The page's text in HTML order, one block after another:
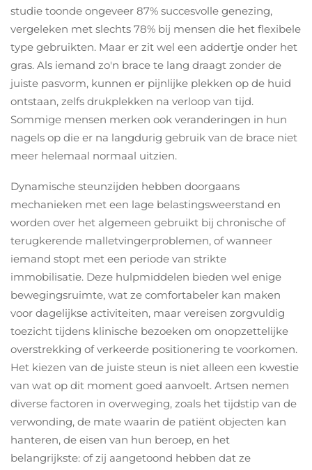
studie toonde ongeveer 87% succesvolle genezing,
vergeleken met slechts 78% bij mensen die het flexibele
type gebruikten. Maar er zit wel een addertje onder het
gras. Als iemand zo'n brace te lang draagt zonder de
juiste pasvorm, kunnen er pijnlijke plekken op de huid
ontstaan, zelfs drukplekken na verloop van tijd.
Sommige mensen merken ook veranderingen in hun
nagels op die er na langdurig gebruik van de brace niet
meer helemaal normaal uitzien.
Dynamische steunzijden hebben doorgaans
mechanieken met een lage belastingsweerstand en
worden over het algemeen gebruikt bij chronische of
terugkerende malletvingerproblemen, of wanneer
iemand stopt met een periode van strikte
immobilisatie. Deze hulpmiddelen bieden wel enige
bewegingsruimte, wat ze comfortabeler kan maken
voor dagelijkse activiteiten, maar vereisen zorgvuldig
toezicht tijdens klinische bezoeken om onopzettelijke
overstrekking of verkeerde positionering te voorkomen.
Het kiezen van de juiste steun is niet alleen een kwestie
van wat op dit moment goed aanvoelt. Artsen nemen
diverse factoren in overweging, zoals het tijdstip van de
verwonding, de mate waarin de patiënt objecten kan
hanteren, de eisen van hun beroep, en het
belangrijkste: of zij aangetoond hebben dat ze